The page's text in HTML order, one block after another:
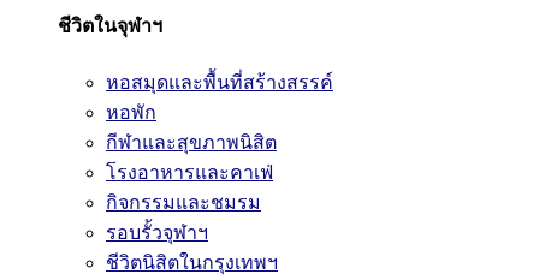
ชีวิตในจุฬาฯ
หอสมุดและพื้นที่สร้างสรรค์
หอพัก
กีฬาและสุขภาพนิสิต
โรงอาหารและคาเฟ่
กิจกรรมและชมรม
รอบรั้วจุฬาฯ
ชีวิตนิสิตในกรุงเทพฯ